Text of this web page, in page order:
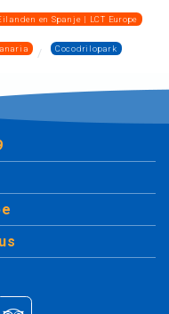
en Spanje | LCT Europe
Cocodrilopark